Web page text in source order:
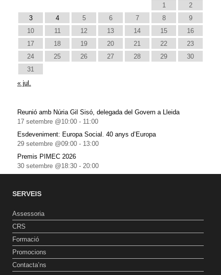
1
2
3
4 5 6 7 8
9
10
11 12 13 14 15
16
17
18 19 20 21 22
23
24
25 26 27 28 29
30
31
« jul.
Reunió amb Núria Gil Sisó, delegada del Govern a Lleida
17 setembre @10:00 - 11:00
Esdeveniment: Europa Social. 40 anys d’Europa
29 setembre @09:00 - 13:00
Premis PIMEC 2026
30 setembre @18:30 - 20:00
SERVEIS
Assessoria
CRS
Formació
Promocions
Contacta’ns